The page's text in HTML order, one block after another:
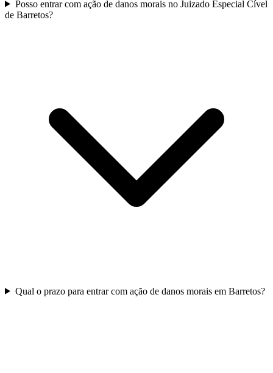
Posso entrar com ação de danos morais no Juizado Especial Cível
de Barretos?
Qual o prazo para entrar com ação de danos morais em Barretos?